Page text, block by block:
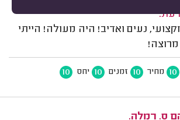
נעים ואדיב! היה מעולה! הייתי
10 מחיר 10 זמנים 10 יחס 10
ס. רמלה.